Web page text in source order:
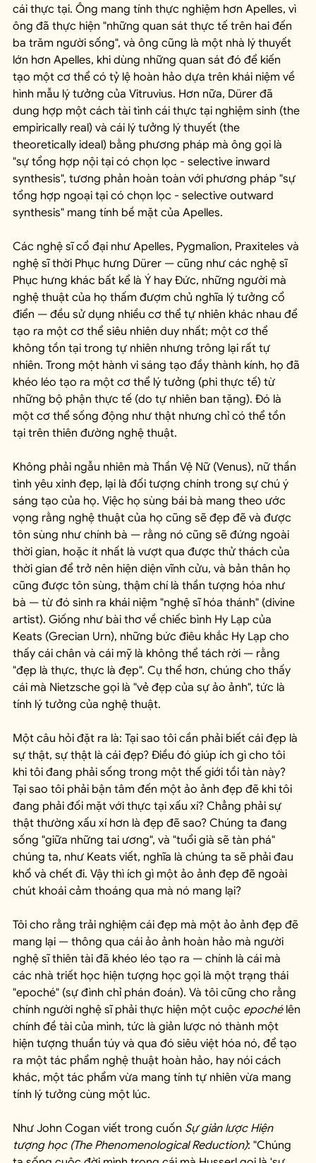
cái thực tại. Ông mang tính thực nghiệm hơn Apelles, vì
ông đã thực hiện "những quan sát thực tế trên hai đến
ba trăm người sống", và ông cũng là một nhà lý thuyết
lớn hơn Apelles, khi dùng những quan sát đó để kiến
tạo một cơ thể có tỷ lệ hoàn hảo dựa trên khái niệm về
hình mẫu lý tưởng của Vitruvius. Hơn nữa, Dürer đã
dung hợp một cách tài tình cái thực tại nghiệm sinh (the
empirically real) và cái lý tưởng lý thuyết (the
theoretically ideal) bằng phương pháp mà ông gọi là
"sự tổng hợp nội tại có chọn lọc - selective inward
synthesis", tương phản hoàn toàn với phương pháp "sự
tổng hợp ngoại tại có chọn lọc - selective outward
synthesis" mang tính bề mặt của Apelles.
Các nghệ sĩ cổ đại như Apelles, Pygmalion, Praxiteles và
nghệ sĩ thời Phục hưng Dürer — cũng như các nghệ sĩ
Phục hưng khác bất kể là Ý hay Đức, những người mà
nghệ thuật của họ thấm đượm chủ nghĩa lý tưởng cổ
điển — đều sử dụng nhiều cơ thể tự nhiên khác nhau để
tạo ra một cơ thể siêu nhiên duy nhất; một cơ thể
không tồn tại trong tự nhiên nhưng trông lại rất tự
nhiên. Trong một hành vi sáng tạo đầy thành kính, họ đã
khéo léo tạo ra một cơ thể lý tưởng (phi thực tế) từ
những bộ phận thực tế (do tự nhiên ban tặng). Đó là
một cơ thể sống động như thật nhưng chỉ có thể tồn
tại trên thiên đường nghệ thuật.
Không phải ngẫu nhiên mà Thần Vệ Nữ (Venus), nữ thần
tình yêu xinh đẹp, lại là đối tượng chính trong sự chú ý
sáng tạo của họ. Việc họ sùng bái bà mang theo ước
vọng rằng nghệ thuật của họ cũng sẽ đẹp đẽ và được
tôn sùng như chính bà — rằng nó cũng sẽ đứng ngoài
thời gian, hoặc ít nhất là vượt qua được thử thách của
thời gian để trở nên hiện diện vĩnh cửu, và bản thân họ
cũng được tôn sùng, thậm chí là thần tượng hóa như
bà — từ đó sinh ra khái niệm "nghệ sĩ hóa thánh" (divine
artist). Giống như bài thơ về chiếc bình Hy Lạp của
Keats (Grecian Urn), những bức điêu khắc Hy Lạp cho
thấy cái chân và cái mỹ là không thể tách rời — rằng
"đẹp là thực, thực là đẹp". Cụ thể hơn, chúng cho thấy
cái mà Nietzsche gọi là "vẻ đẹp của sự ảo ảnh", tức là
tính lý tưởng của nghệ thuật.
Một câu hỏi đặt ra là: Tại sao tôi cần phải biết cái đẹp là
sự thật, sự thật là cái đẹp? Điều đó giúp ích gì cho tôi
khi tôi đang phải sống trong một thế giới tồi tàn này?
Tại sao tôi phải bận tâm đến một ảo ảnh đẹp đẽ khi tôi
đang phải đối mặt với thực tại xấu xí? Chẳng phải sự
thật thường xấu xí hơn là đẹp đẽ sao? Chúng ta đang
sống "giữa những tai ương", và "tuổi già sẽ tàn phá"
chúng ta, như Keats viết, nghĩa là chúng ta sẽ phải đau
khổ và chết đi. Vậy thì ích gì một ảo ảnh đẹp đẽ ngoài
chút khoái cảm thoáng qua mà nó mang lại?
Tôi cho rằng trải nghiệm cái đẹp mà một ảo ảnh đẹp đẽ
mang lại — thông qua cái ảo ảnh hoàn hảo mà người
nghệ sĩ thiên tài đã khéo léo tạo ra — chính là cái mà
các nhà triết học hiện tượng học gọi là một trạng thái
"epoché" (sự đình chỉ phán đoán). Và tôi cũng cho rằng
chính người nghệ sĩ phải thực hiện một cuộc epoché lên
chính đề tài của mình, tức là giản lược nó thành một
hiện tượng thuần túy và qua đó siêu việt hóa nó, để tạo
ra một tác phẩm nghệ thuật hoàn hảo, hay nói cách
khác, một tác phẩm vừa mang tính tự nhiên vừa mang
tính lý tưởng cùng một lúc.
Như John Cogan viết trong cuốn Sự giản lược Hiện
tượng học (The Phenomenological Reduction): "Chúng